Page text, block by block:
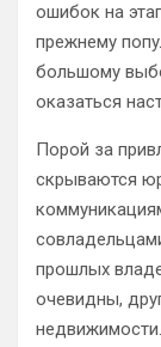
ошибок на
прежнему
большому
оказаться
Порой за
скрываются
прошлых
очевидны,